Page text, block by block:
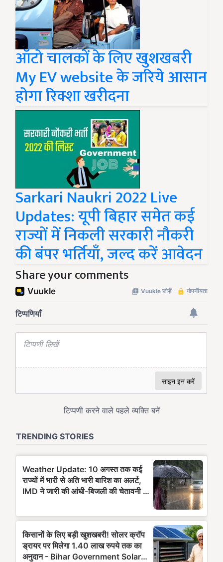
ऑटो चालकों के लिए खुशखबरी
My EV website के जरिये आसान
होगा रिक्शा खरीदना
Sarkari Naukri 2022 Live
Updates: यूपी बिहार समेत कई
राज्यों में निकली सरकारी नौकरी
की बंपर भर्तियाँ, जल्द करें आवेदन
Share your comments